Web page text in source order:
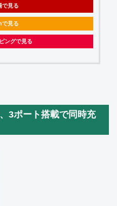
で見る
見る
ングで見る
3ポート搭載で同時充